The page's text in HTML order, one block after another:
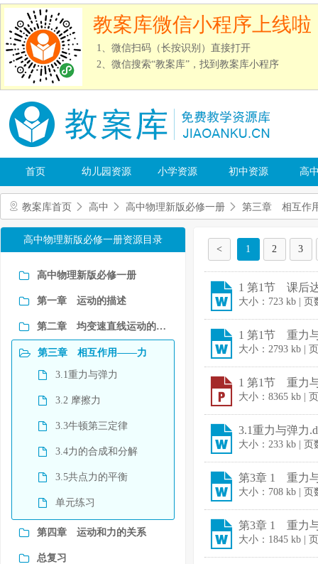
教案库微信小程序上线啦
1、微信扫码（长按识别）直接打开
2、微信搜索“教案库”，找到教案库小程序
首页 幼儿园资源 小学资源 初中资源 高
教案库首页 高中 高中物理新版必修一册 第三章 相互作
高中物理新版必修一册资源目录
高中物理新版必修一册
第一章 运动的描述
第二章 均变速直线运动的研究
第三章 相互作用——力
3.1重力与弹力
3.2 摩擦力
3.3牛顿第三定律
3.4力的合成和分解
3.5共点力的平衡
单元练习
第四章 运动和力的关系
总复习
< 1 2 3
1 第1节 课后
大小：723 kb |
1 第1节 重力
大小：2793 kb |
1 第1节 重力
大小：8365 kb |
3.1重力与弹力
大小：233 kb |
第3章 1 重力
大小：708 kb |
第3章 1 重力
大小：1845 kb |